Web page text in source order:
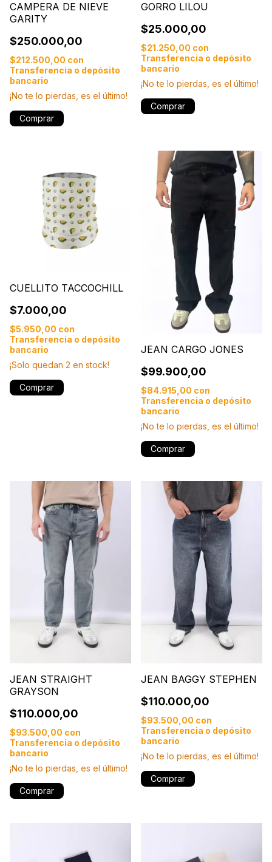
CAMPERA DE NIEVE
GARITY
$250.000,00
$212.500,00 con
Transferencia o depósito
bancario
¡No te lo pierdas, es el último!
Comprar
GORRO LILOU
$25.000,00
$21.250,00 con
Transferencia o depósito
bancario
¡No te lo pierdas, es el último!
Comprar
CUELLITO TACCOCHILL
$7.000,00
$5.950,00 con
Transferencia o depósito
bancario
¡Solo quedan 2 en stock!
Comprar
JEAN CARGO JONES
$99.900,00
$84.915,00 con
Transferencia o depósito
bancario
¡No te lo pierdas, es el último!
Comprar
JEAN STRAIGHT
GRAYSON
$110.000,00
$93.500,00 con
Transferencia o depósito
bancario
¡No te lo pierdas, es el último!
Comprar
JEAN BAGGY STEPHEN
$110.000,00
$93.500,00 con
Transferencia o depósito
bancario
¡No te lo pierdas, es el último!
Comprar